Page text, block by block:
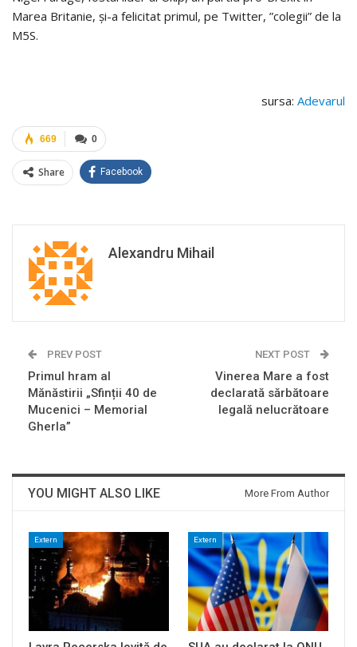
Marea Britanie, şi-a felicitat primul, pe Twitter, ”colegii” de la
M5S.
sursa: Adevarul
0
669
Share Facebook
Alexandru Mihail
PREV POST
Primul hram al
Mănăstirii „Sfinții 40 de
Mucenici – Memorial
Gherla”
NEXT POST
Vinerea Mare a fost
declarată sărbătoare
legală nelucrătoare
YOU MIGHT ALSO LIKE More From Author
Extern Extern